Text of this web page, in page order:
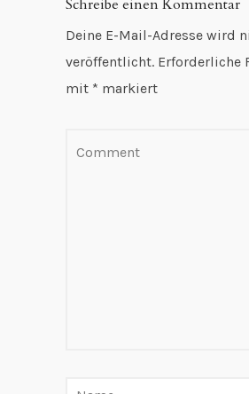
Schreibe einen Kommentar
Deine E-Mail-Adresse wird
veröffentlicht. Erforderliche
mit * markiert